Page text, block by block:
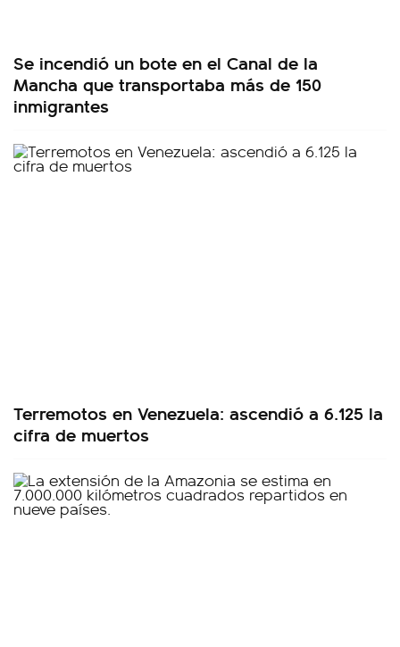
Se incendió un bote en el Canal de la
Mancha que transportaba más de 150
inmigrantes
Terremotos en Venezuela: ascendió a 6.125 la
cifra de muertos